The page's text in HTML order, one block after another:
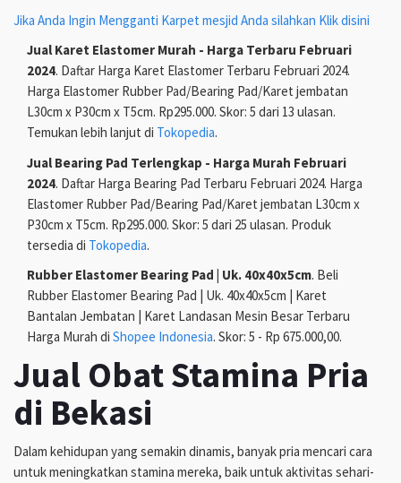
Jika Anda Ingin Mengganti Karpet mesjid Anda silahkan Klik disini
Jual Karet Elastomer Murah - Harga Terbaru Februari
2024. Daftar Harga Karet Elastomer Terbaru Februari 2024.
Harga Elastomer Rubber Pad/Bearing Pad/Karet jembatan
L30cm x P30cm x T5cm. Rp295.000. Skor: 5 dari 13 ulasan.
Temukan lebih lanjut di Tokopedia.
Jual Bearing Pad Terlengkap - Harga Murah Februari
2024. Daftar Harga Bearing Pad Terbaru Februari 2024. Harga
Elastomer Rubber Pad/Bearing Pad/Karet jembatan L30cm x
P30cm x T5cm. Rp295.000. Skor: 5 dari 25 ulasan. Produk
tersedia di Tokopedia.
Rubber Elastomer Bearing Pad | Uk. 40x40x5cm. Beli
Rubber Elastomer Bearing Pad | Uk. 40x40x5cm | Karet
Bantalan Jembatan | Karet Landasan Mesin Besar Terbaru
Harga Murah di Shopee Indonesia. Skor: 5 - Rp 675.000,00.
Jual Obat Stamina Pria
di Bekasi
Dalam kehidupan yang semakin dinamis, banyak pria mencari cara
untuk meningkatkan stamina mereka, baik untuk aktivitas sehari-